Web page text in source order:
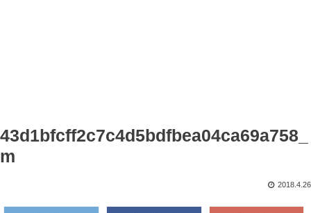
43d1bfcff2c7c4d5bdfbea04ca69a758_
m
2018.4.26